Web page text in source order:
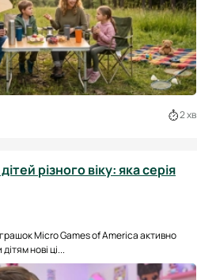
2 хв
різного віку: яка серія
Micro Games of America активно
нові ці...